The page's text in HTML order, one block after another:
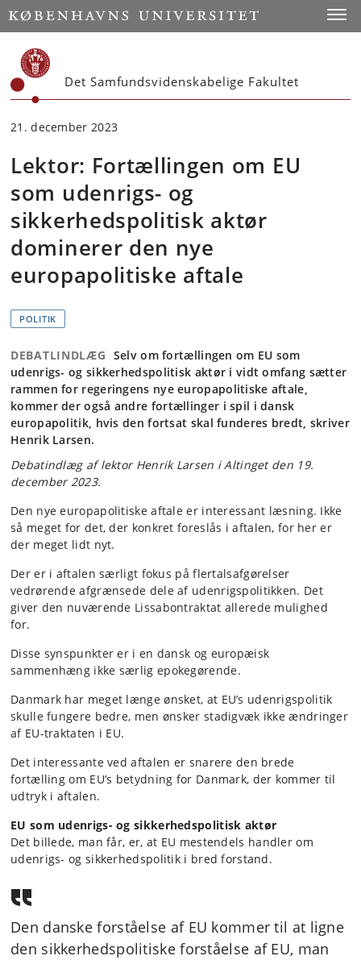
Start
Det Samfundsvidenskabelige Fakultet
21. december 2023
Lektor: Fortællingen om EU
som udenrigs- og
sikkerhedspolitisk aktør
dominerer den nye
europapolitiske aftale
POLITIK
DEBATLINDLÆG Selv om fortællingen om EU som
udenrigs- og sikkerhedspolitisk aktør i vidt omfang sætter
rammen for regeringens nye europapolitiske aftale,
kommer der også andre fortællinger i spil i dansk
europapolitik, hvis den fortsat skal funderes bredt, skriver
Henrik Larsen.
Debatindlæg af lektor Henrik Larsen i Altinget den 19.
december 2023.
Den nye europapolitiske aftale er interessant læsning. Ikke
så meget for det, der konkret foreslås i aftalen, for her er
der meget lidt nyt.
Der er i aftalen særligt fokus på flertalsafgørelser
vedrørende afgrænsede dele af udenrigspolitikken. Det
giver den nuværende Lissabontraktat allerede mulighed
for.
Disse synspunkter er i en dansk og europæisk
sammenhæng ikke særlig epokegørende.
Danmark har meget længe ønsket, at EU’s udenrigspolitik
skulle fungere bedre, men ønsker stadigvæk ikke ændringer
af EU-traktaten i EU.
Det interessante ved aftalen er snarere den brede
fortælling om EU’s betydning for Danmark, der kommer til
udtryk i aftalen.
EU som udenrigs- og sikkerhedspolitisk aktør
Det billede, man får, er, at EU mestendels handler om
udenrigs- og sikkerhedspolitik i bred forstand.
Den danske forståelse af EU kommer til at ligne
den sikkerhedspolitiske forståelse af EU, man